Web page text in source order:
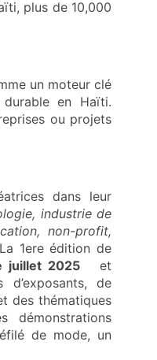
plus de 10,000
un moteur clé
en Haïti.
ou projets
dans leur
industrie de
non-profit,
La 1ere édition de
juillet 2025
et
de
des thématiques
démonstrations
de mode, un